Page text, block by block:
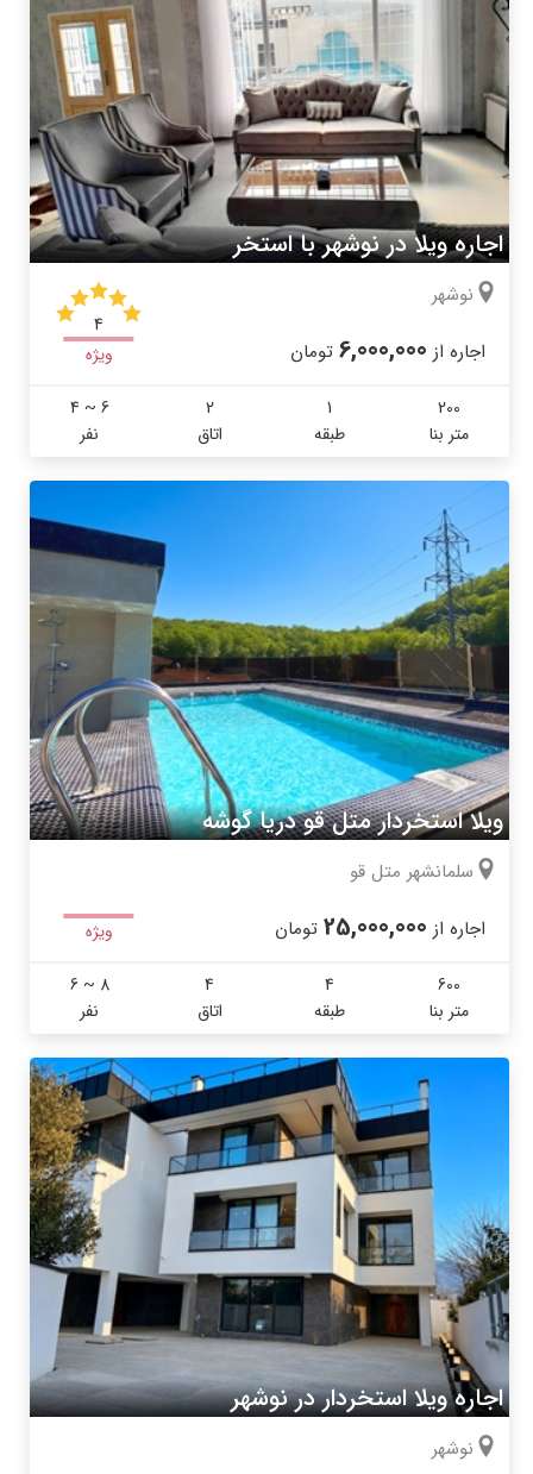
اجاره ویلا در نوشهر با استخر
نوشهر
اجاره از 6,000,000 تومان
4
ویژه
200
متر بنا
1
طبقه
2
اتاق
4 ~ 6
نفر
ویلا استخردار متل قو دریا گوشه
سلمانشهر متل قو
اجاره از 25,000,000 تومان ویژه
600
متر بنا
4
طبقه
4
اتاق
6 ~ 8
نفر
اجاره ویلا استخردار در نوشهر
نوشهر